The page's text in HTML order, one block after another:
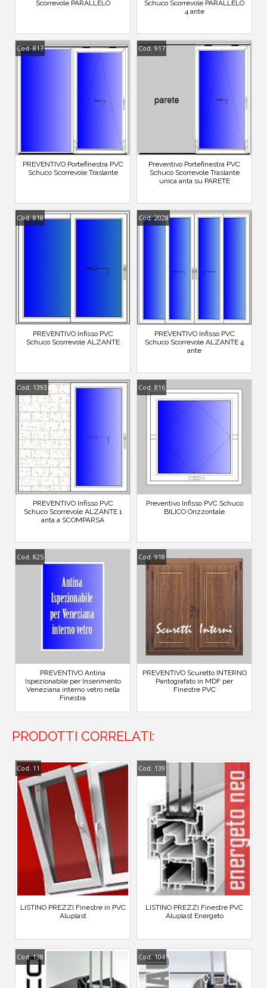
Scorrevole PARALLELO
Schuco Scorrevole PARALLELO
4 ante
Cod. 817
PREVENTIVO Portefinestra PVC
Schuco Scorrevole Traslante
Cod. 917
Preventivo Portefinestra PVC
Schuco Scorrevole Traslante
unica anta su PARETE
Cod. 818
PREVENTIVO Infisso PVC
Schuco Scorrevole ALZANTE
Cod. 2028
PREVENTIVO Infisso PVC
Schuco Scorrevole ALZANTE 4
ante
Cod. 1393
PREVENTIVO Infisso PVC
Schuco Scorrevole ALZANTE 1
anta a SCOMPARSA
Cod. 816
Preventivo Infisso PVC Schuco
BILICO Orizzontale
Cod. 825
PREVENTIVO Antina
Ispezionabile per Inserimento
Veneziana interno vetro nella
Finestra
Cod. 918
PREVENTIVO Scuretto INTERNO
Pantografato in MDF per
Finestre PVC
PRODOTTI CORRELATI:
Cod. 11
LISTINO PREZZI Finestre in PVC
Aluplast
Cod. 139
LISTINO PREZZI Finestre PVC
Aluplast Energeto
Cod. 138 Cod. 104